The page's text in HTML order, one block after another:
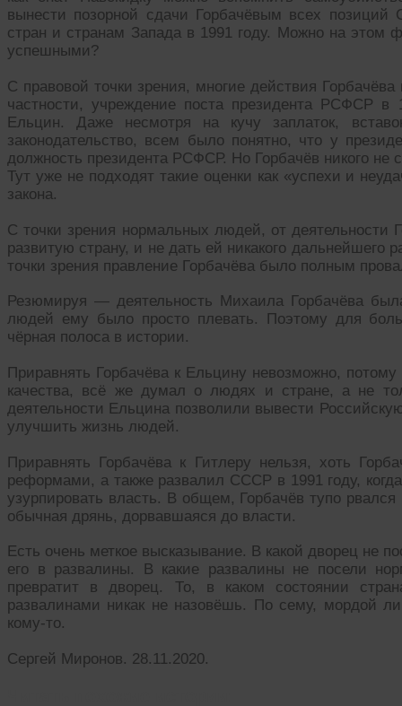
вынести позорной сдачи Горбачёвым всех позиций
стран и странам Запада в 1991 году. Можно на этом
успешными?
С правовой точки зрения, многие действия
частности, учреждение поста президента РСФСР
Ельцин. Даже несмотря на кучу заплаток,
законодательство, всем было понятно, что у
должность президента РСФСР. Но Горбачёв никого не
Тут уже не подходят такие оценки как «успехи и
закона.
С точки зрения нормальных людей, от деятельности
развитую страну, и не дать ей никакого дальнейшего
точки зрения правление Горбачёва было полным
Резюмируя — деятельность Михаила Горбачёва
людей ему было просто плевать. Поэтому для
чёрная полоса в истории.
Приравнять Горбачёва к Ельцину невозможно,
качества, всё же думал о людях и стране, а не
деятельности Ельцина позволили вывести
улучшить жизнь людей.
Приравнять Горбачёва к Гитлеру нельзя, хоть
реформами, а также развалил СССР в 1991 году,
узурпировать власть. В общем, Горбачёв тупо
обычная дрянь, дорвавшаяся до власти.
Есть очень меткое высказывание. В какой дворец не
его в развалины. В какие развалины не посели
превратит в дворец. То, в каком состоянии
развалинами никак не назовёшь. По сему, мордой
кому-то.
Сергей Миронов. 28.11.2020.